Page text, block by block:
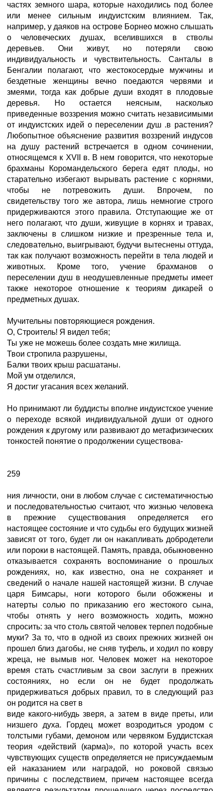
частях земного шара, которые находились под более
или менее сильным индуистским влиянием. Так,
например, у даяков на острове Борнео можно слышать
о человеческих душах, вселившихся в стволы
деревьев. Они живут, но потеряли свою
индивидуальность и чувствительность. Санталы в
Бенгалии полагают, что жестокосердые мужчины и
бездетные женщины вечно поедаются червями и
змеями, тогда как добрые души входят в плодовые
деревья. Но остается неясным, насколько
приведенные воззрения можно считать независимыми
от индуистских идей о переселении душ .в растения?
Любопытное объяснение развития воззрений индусов
на душу растений встречается в одном сочинении,
относящемся к XVII в. В нем говорится, что некоторые
брахманы Коромандельского берега едят плоды, но
старательно избегают вырывать растение с корнями,
чтобы не потревожить души. Впрочем, по
свидетельству того же автора, лишь немногие строго
придерживаются этого правила. Отступающие же от
него полагают, что души, живущие в корнях и травах,
заключены в слишком низкие и презренные тела и,
следовательно, выигрывают, будучи вытеснены оттуда,
так как получают возможность перейти в тела людей и
животных. Кроме того, учение брахманов о
переселении душ в неодушевленные предметы имеет
также некоторое отношение к теориям дикарей о
предметных душах.
Мучительны повторяющиеся рождения.
О, Строитель! Я видел тебя;
Ты уже не можешь более создать мне жилища.
Твои стропила разрушены,
Балки твоих крыш расшатаны.
Мой ум отделился,
Я достиг угасания всех желаний.
Но принимают ли буддисты вполне индуистское учение
о переходе всякой индивидуальной души от одного
рождения к другому или развивают до метафизических
тонкостей понятие о продолжении существова-
259
ния личности, они в любом случае с систематичностью
и последовательностью считают, что жизнью человека
в прежние существования определяется его
настоящее состояние и что судьбы его будущих жизней
зависят от того, будет ли он накапливать добродетели
или пороки в настоящей. Память, правда, обыкновенно
отказывается сохранять воспоминание о прошлых
рождениях, но, как известно, она не сохраняет и
сведений о начале нашей настоящей жизни. В случае
царя Бимсары, ноги которого были обожжены и
натерты солью по приказанию его жестокого сына,
чтобы отнять у него возможность ходить, можно
спросить: за что столь святой человек терпел подобные
муки? За то, что в одной из своих прежних жизней он
прошел близ дагобы, не сняв туфель, и ходил по ковру
жреца, не вымыв ног. Человек может на некоторое
время стать счастливым за свои заслуги в прежних
состояниях, но если он не будет продолжать
придерживаться добрых правил, то в следующий раз
он родится на свет в
виде какого-нибудь зверя, а затем в виде преты, или
низшего духа. Гордец может возродиться уродом с
толстыми губами, демоном или червяком Буддистская
теория «действий (карма)», по которой участь всех
чувствующих существ определяется не присуждаемым
ей наказанием или наградой, но роковой связью
причины с последствием, причем настоящее всегда